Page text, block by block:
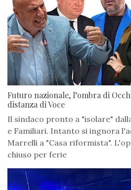
Futuro nazionale, l’ombra di
distanza di Voce
Il sindaco pronto a "isolare"
e Familiari. Intanto si ingnora
Marrelli a "Casa riformista".
chiuso per ferie